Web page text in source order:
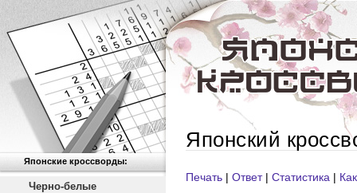
Японские кроссворды:
Черно-белые
Японский
Печать | Ответ| Статистика |